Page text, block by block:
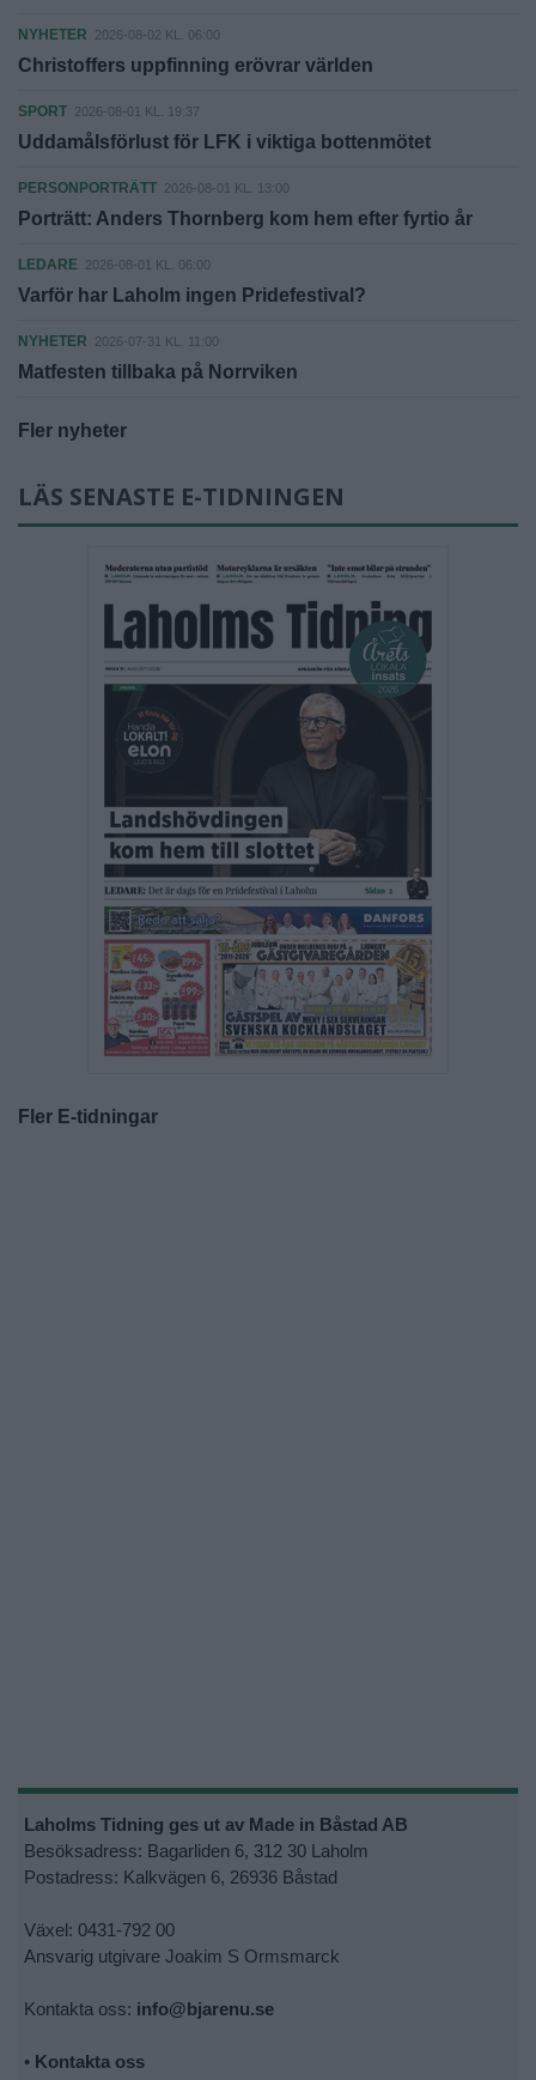
NYHETER 2026-08-02 KL. 06:00
Christoffers uppfinning erövrar världen
SPORT 2026-08-01 KL. 19:37
Uddamålsförlust för LFK i viktiga bottenmötet
PERSONPORTRÄTT 2026-08-01 KL. 13:00
Porträtt: Anders Thornberg kom hem efter fyrtio år
LEDARE 2026-08-01 KL. 06:00
Varför har Laholm ingen Pridefestival?
NYHETER 2026-07-31 KL. 11:00
Matfesten tillbaka på Norrviken
Fler nyheter
LÄS SENASTE E-TIDNINGEN
Fler E-tidningar
Laholms Tidning ges ut av Made in Båstad AB
Besöksadress: Bagarliden 6, 312 30 Laholm
Postadress: Kalkvägen 6, 26936 Båstad
Växel: 0431-792 00
Ansvarig utgivare Joakim S Ormsmarck
Kontakta oss: info@bjarenu.se
• Kontakta oss